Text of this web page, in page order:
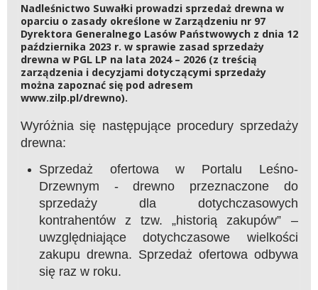
Nadleśnictwo Suwałki prowadzi sprzedaż drewna w
oparciu o zasady określone w Zarządzeniu nr 97
Dyrektora Generalnego Lasów Państwowych z dnia 12
października 2023 r. w sprawie zasad sprzedaży
drewna w PGL LP na lata 2024 – 2026 (z treścią
zarządzenia i decyzjami dotyczącymi sprzedaży
można zapoznać się pod adresem
www.zilp.pl/drewno).
Wyróżnia się następujące procedury sprzedaży
drewna:
Sprzedaż ofertowa w Portalu Leśno-
Drzewnym - drewno przeznaczone do
sprzedaży dla dotychczasowych
kontrahentów z tzw. „historią zakupów” –
uwzględniające dotychczasowe wielkości
zakupu drewna. Sprzedaż ofertowa odbywa
się raz w roku.